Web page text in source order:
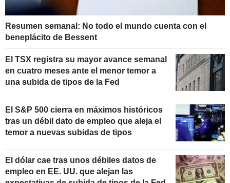
Resumen semanal: No todo el mundo cuenta con el
beneplácito de Bessent
El TSX registra su mayor avance semanal
en cuatro meses ante el menor temor a
una subida de tipos de la Fed
El S&P 500 cierra en máximos históricos
tras un débil dato de empleo que aleja el
temor a nuevas subidas de tipos
El dólar cae tras unos débiles datos de
empleo en EE. UU. que alejan las